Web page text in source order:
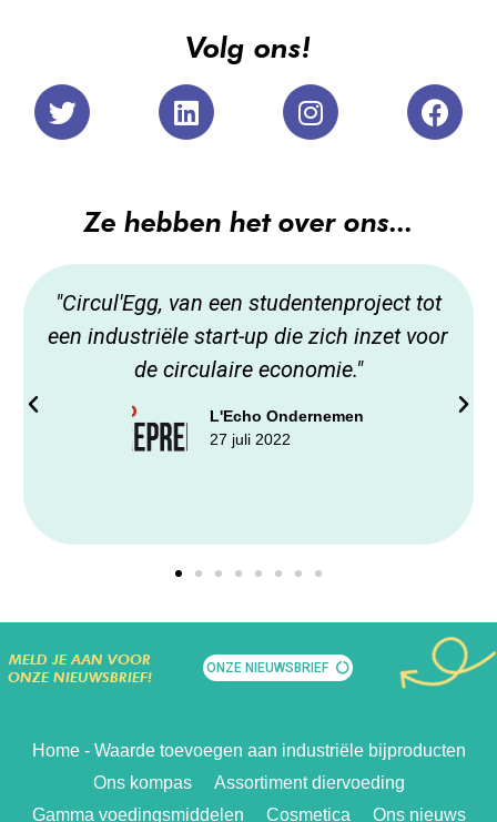
Volg ons!
Ze hebben het over ons...
"Circul'Egg, van een studentenproject tot
een industriële start-up die zich inzet voor
de circulaire economie."
L'Echo Ondernemen
27 juli 2022
MELD JE AAN VOOR
ONZE NIEUWSBRIEF!
ONZE NIEUWSBRIEF
Home - Waarde toevoegen aan industriële bijproducten
Ons kompas
Assortiment diervoeding
Gamma voedingsmiddelen
Cosmetica Ons nieuws